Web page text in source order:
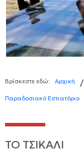
Βρίσκεστε εδώ: Αρχική /
Παραδοσιακό Εστιατόριο
ΤΟ ΤΣΙΚΑΛΙ